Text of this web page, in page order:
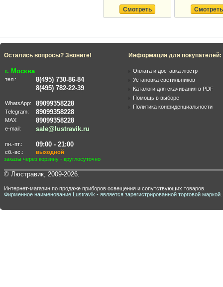
Смотреть Смотреть
Остались вопросы? Звоните!
г. Москва
тел.:
8(495) 730-86-84
8(495) 782-22-39
WhatsApp: 89099358228
Telegram: 89099358228
MAX 89099358228
e-mail: sale@lustravik.ru
пн.-пт.: 09:00 - 21:00
сб.-вс.:
выходной
заказы через корзину - круглосуточно
Информация для покупателей:
Оплата и доставка люстр
Установка светильников
Каталоги для скачивания в PDF
Помощь в выборе
Политика конфиденциальности
© Люстравик, 2009-2026.
Интернет-магазин по продаже приборов освещения и сопутствующих товаров.
Фирменное наименование Lustravik - является зарегистрированной торговой